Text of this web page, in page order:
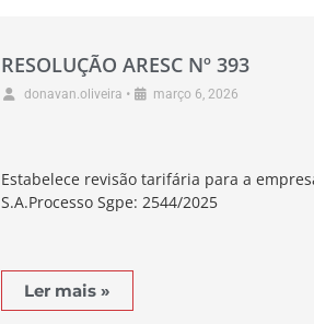
RESOLUÇÃO ARESC Nº 393
donavan.oliveira • março 6, 2026
Estabelece revisão tarifária para a
S.A.Processo Sgpe: 2544/2025
Ler mais »